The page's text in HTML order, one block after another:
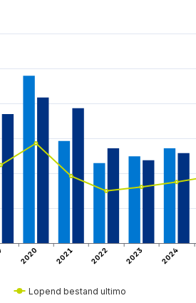
2020 2021 2022 2023 2024
Lopend bestand ultimo